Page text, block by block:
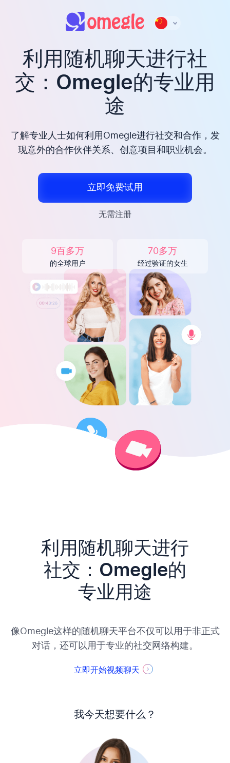
利用随机聊天进行社
交：Omegle的专业用
途
了解专业人士如何利用Omegle进行社交和合作，发
现意外的合作伙伴关系、创意项目和职业机会。
立即免费试用
无需注册
9百多万
的全球用户
70多万
经过验证的女生
利用随机聊天进行
社交：Omegle的
专业用途
像Omegle这样的随机聊天平台不仅可以用于非正式
对话，还可以用于专业的社交网络构建。
立即开始视频聊天
我今天想要什么？